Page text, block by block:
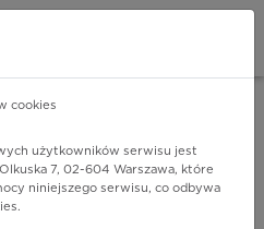
- lider
cookies
użytkowników serwisu jest
7, 02-604 Warszawa, które
niniejszego serwisu, co odbywa
Play INSTALUJ